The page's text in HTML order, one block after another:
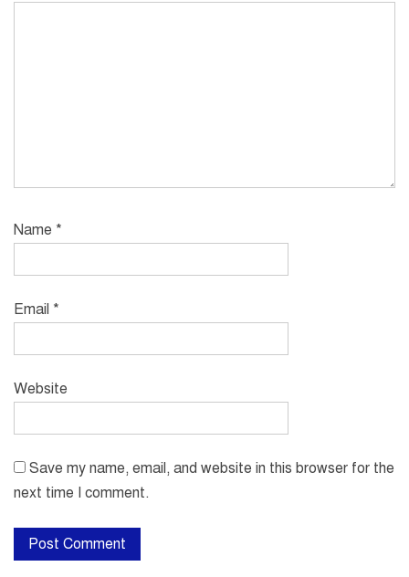
Name *
Email *
Website
Save my name, email, and website in this browser for the
next time I comment.